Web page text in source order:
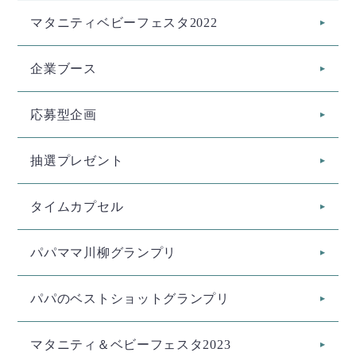
マタニティベビーフェスタ2022
企業ブース
応募型企画
抽選プレゼント
タイムカプセル
パパママ川柳グランプリ
パパのベストショットグランプリ
マタニティ＆ベビーフェスタ2023